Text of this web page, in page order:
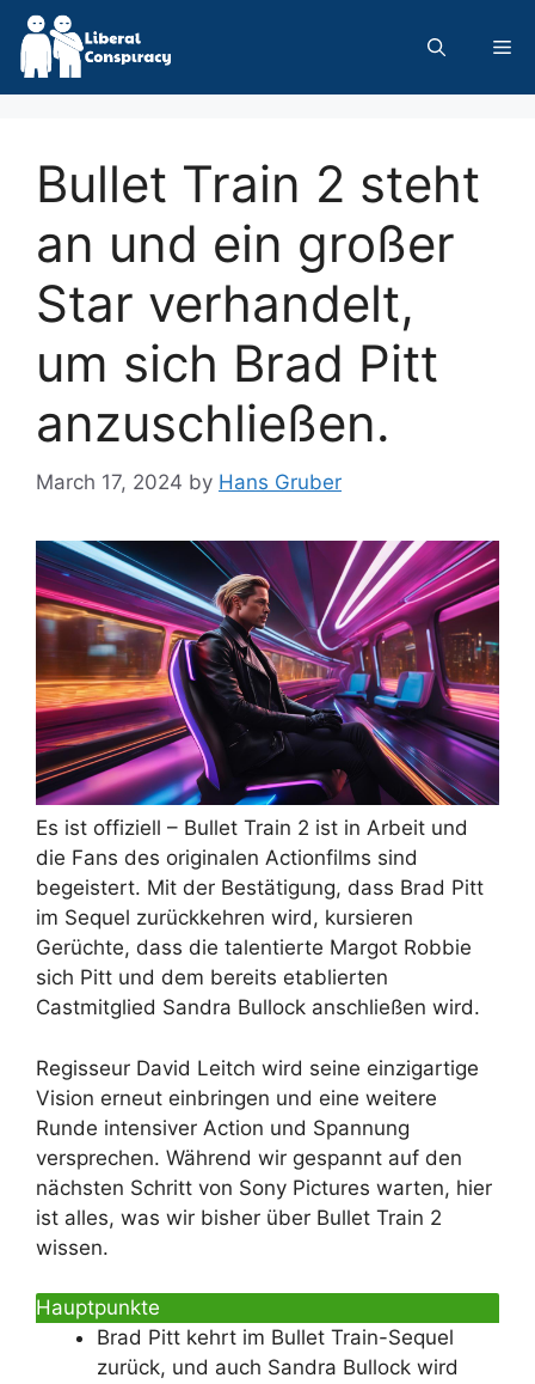
Skip
content
Bullet Train 2 steht
an und ein großer
Star verhandelt,
um sich Brad Pitt
anzuschließen.
March 17, 2024 by Hans Gruber
Es ist offiziell – Bullet Train 2 ist in Arbeit und
die Fans des originalen Actionfilms sind
begeistert. Mit der Bestätigung, dass Brad Pitt
im Sequel zurückkehren wird, kursieren
Gerüchte, dass die talentierte Margot Robbie
sich Pitt und dem bereits etablierten
Castmitglied Sandra Bullock anschließen wird.
Regisseur David Leitch wird seine einzigartige
Vision erneut einbringen und eine weitere
Runde intensiver Action und Spannung
versprechen. Während wir gespannt auf den
nächsten Schritt von Sony Pictures warten, hier
ist alles, was wir bisher über Bullet Train 2
wissen.
Hauptpunkte
Brad Pitt kehrt im Bullet Train-Sequel
zurück, und auch Sandra Bullock wird